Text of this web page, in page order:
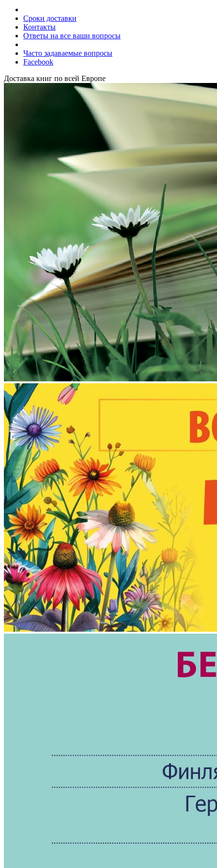
Сроки доставки
Контакты
Ответы на все ваши вопросы
Часто задаваемые вопросы
Facebook
Доставка книг по всей Европе